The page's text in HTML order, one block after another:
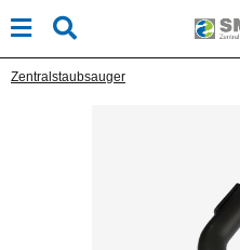
Zentralstaubsauger